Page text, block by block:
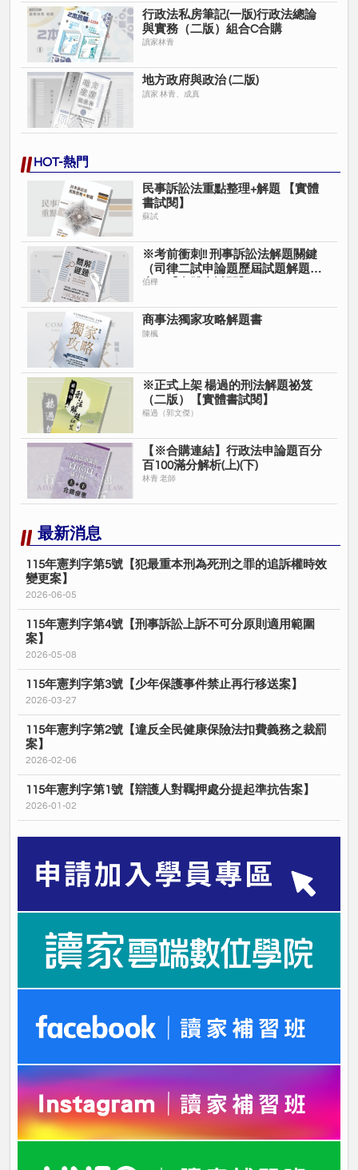
行政法私房筆記(一版)行政法總論
與實務（二版）組合C合購
讀家林青
地方政府與政治 (二版)
讀家 林青、成真
HOT-熱門
民事訴訟法重點整理+解題 【實體
書試閱】
蘇試
※考前衝刺!! 刑事訴訟法解題關鍵
（司律二試申論題歷屆試題解題
書）【實體書試閱】
伯樺
商事法獨家攻略解題書
陳楓
※正式上架 楊過的刑法解題祕笈
（二版）【實體書試閱】
楊過（郭文傑）
【※合購連結】行政法申論題百分
百100滿分解析(上)(下)
林青 老師
最新消息
115年憲判字第5號【犯最重本刑為死刑之罪的追訴權時效
變更案】
2026-06-05
115年憲判字第4號【刑事訴訟上訴不可分原則適用範圍
案】
2026-05-08
115年憲判字第3號【少年保護事件禁止再行移送案】
2026-03-27
115年憲判字第2號【違反全民健康保險法扣費義務之裁罰
案】
2026-02-06
115年憲判字第1號【辯護人對羈押處分提起準抗告案】
2026-01-02